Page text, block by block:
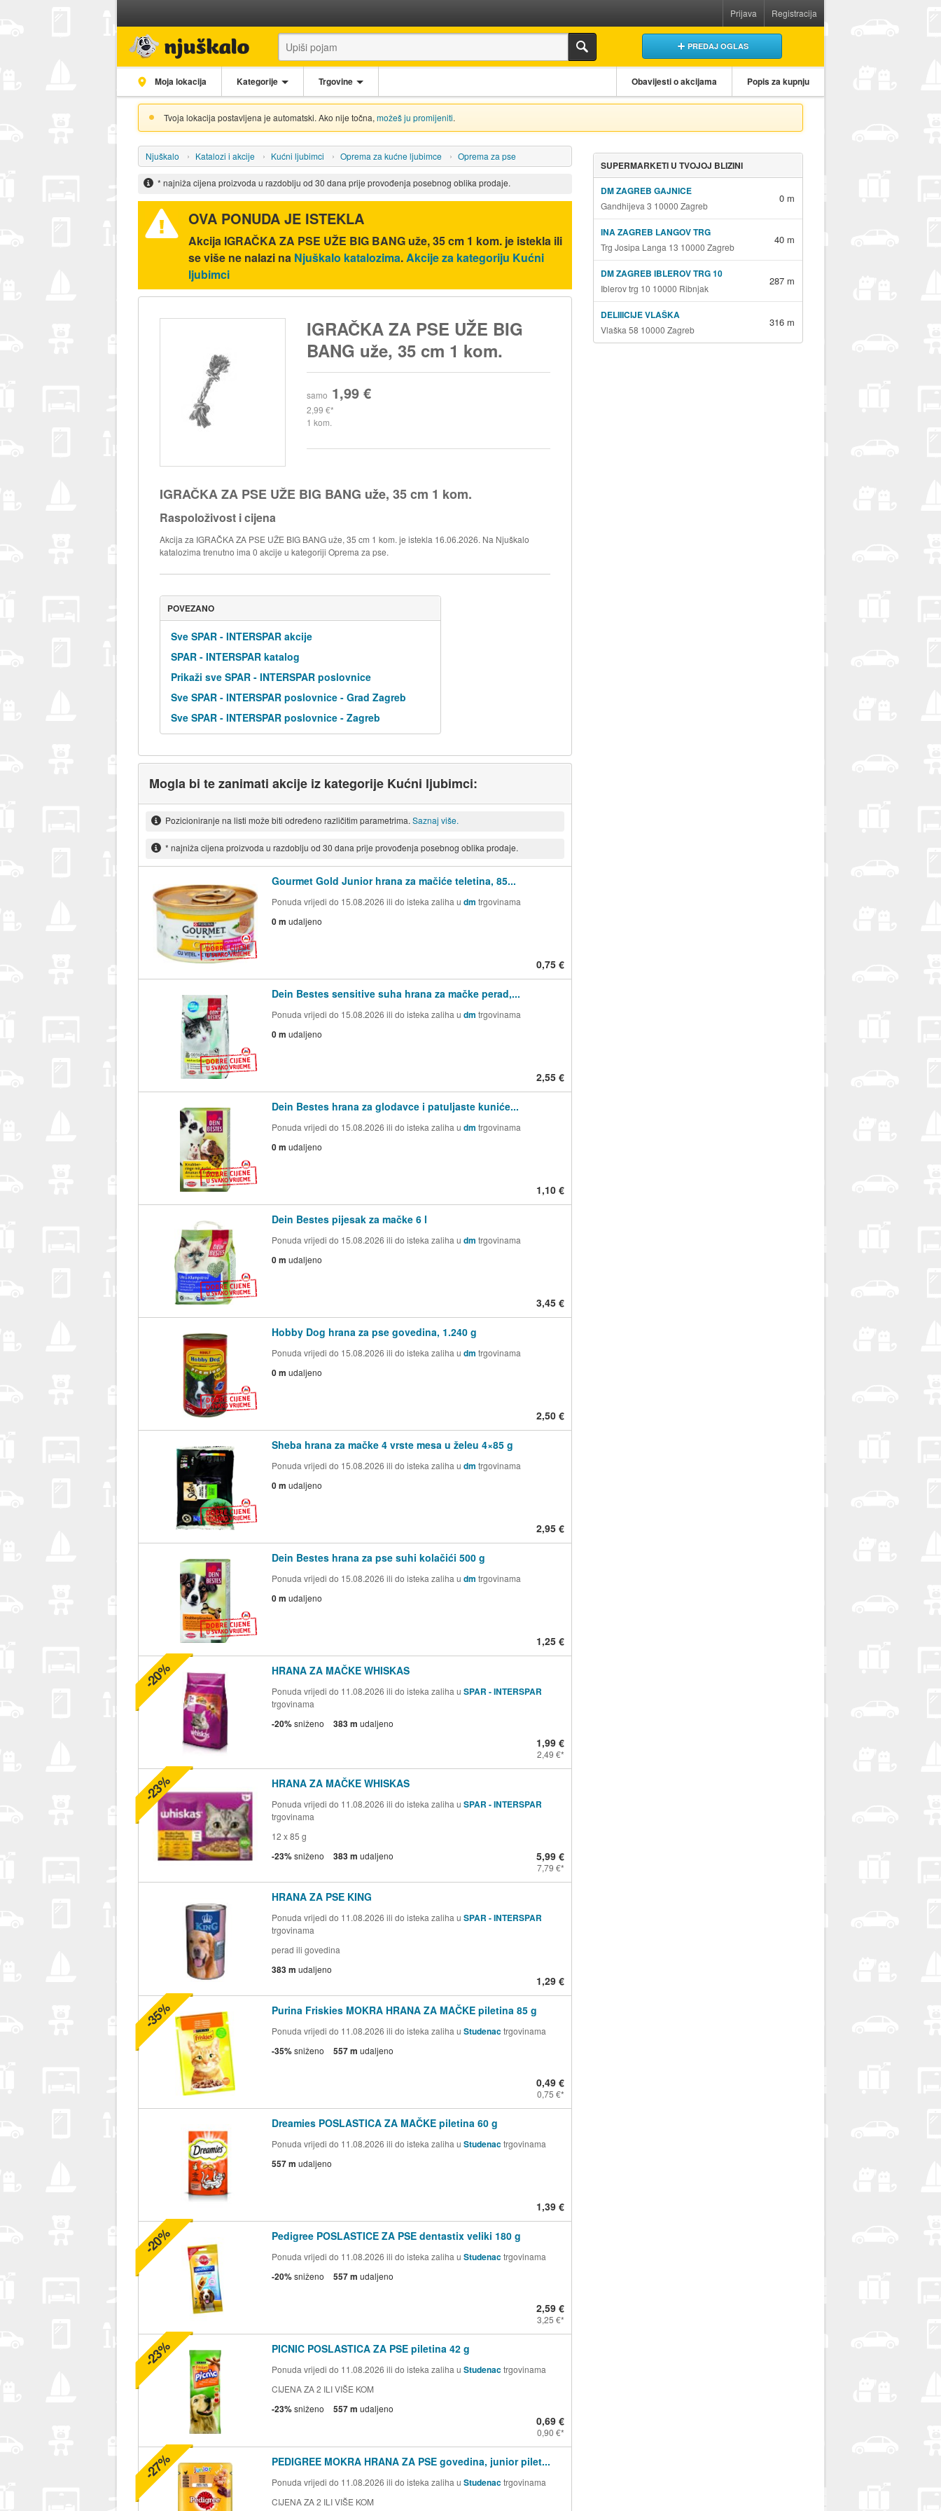
Prijava Registracija
PREDAJ OGLAS
Moja lokacija Kategorije Trgovine Obavijesti o akcijama Popis za kupnju
Tvoja lokacija postavljena je automatski. Ako nije točna, možeš ju promijeniti.
Njuškalo Katalozi i akcije Kućni ljubimci Oprema za kućne ljubimce Oprema za pse
* najniža cijena proizvoda u razdoblju od 30 dana prije provođenja posebnog oblika prodaje.
OVA PONUDA JE ISTEKLA
Akcija IGRAČKA ZA PSE UŽE BIG BANG uže, 35 cm 1 kom. je istekla ili
se više ne nalazi na Njuškalo katalozima. Akcije za kategoriju Kućni
ljubimci
IGRAČKA ZA PSE UŽE BIG
BANG uže, 35 cm 1 kom.
samo 1,99 €
2,99 €
1 kom.
IGRAČKA ZA PSE UŽE BIG BANG uže, 35 cm 1 kom.
Raspoloživost i cijena
Akcija za IGRAČKA ZA PSE UŽE BIG BANG uže, 35 cm 1 kom. je istekla 16.06.2026. Na Njuškalo
katalozima trenutno ima 0 akcije u kategoriji Oprema za pse.
POVEZANO
Sve SPAR - INTERSPAR akcije
SPAR - INTERSPAR katalog
Prikaži sve SPAR - INTERSPAR poslovnice
Sve SPAR - INTERSPAR poslovnice - Grad Zagreb
Sve SPAR - INTERSPAR poslovnice - Zagreb
Mogla bi te zanimati akcije iz kategorije Kućni ljubimci:
Pozicioniranje na listi može biti određeno različitim parametrima. Saznaj više.
* najniža cijena proizvoda u razdoblju od 30 dana prije provođenja posebnog oblika prodaje.
Gourmet Gold Junior hrana za mačiće teletina, 85...
Ponuda vrijedi do 15.08.2026 ili do isteka zaliha u dm trgovinama
0 m udaljeno
0,75 €
Dein Bestes sensitive suha hrana za mačke perad,...
Ponuda vrijedi do 15.08.2026 ili do isteka zaliha u dm trgovinama
0 m udaljeno
2,55 €
Dein Bestes hrana za glodavce i patuljaste kuniće...
Ponuda vrijedi do 15.08.2026 ili do isteka zaliha u dm trgovinama
0 m udaljeno
1,10 €
Dein Bestes pijesak za mačke 6 l
Ponuda vrijedi do 15.08.2026 ili do isteka zaliha u dm trgovinama
0 m udaljeno
3,45 €
Hobby Dog hrana za pse govedina, 1.240 g
Ponuda vrijedi do 15.08.2026 ili do isteka zaliha u dm trgovinama
0 m udaljeno
2,50 €
Sheba hrana za mačke 4 vrste mesa u želeu 4×85 g
Ponuda vrijedi do 15.08.2026 ili do isteka zaliha u dm trgovinama
0 m udaljeno
2,95 €
Dein Bestes hrana za pse suhi kolačići 500 g
Ponuda vrijedi do 15.08.2026 ili do isteka zaliha u dm trgovinama
0 m udaljeno
1,25 €
HRANA ZA MAČKE WHISKAS
Ponuda vrijedi do 11.08.2026 ili do isteka zaliha u SPAR - INTERSPAR
trgovinama
-20%sniženo 383 m udaljeno
1,99 €
2,49 €
-20%
HRANA ZA MAČKE WHISKAS
Ponuda vrijedi do 11.08.2026 ili do isteka zaliha u SPAR - INTERSPAR
trgovinama
12 x 85 g
-23%sniženo 383 m udaljeno 5,99 €
7,79 €
-23%
HRANA ZA PSE KING
Ponuda vrijedi do 11.08.2026 ili do isteka zaliha u SPAR - INTERSPAR
trgovinama
perad ili govedina
383 m udaljeno
1,29 €
Purina Friskies MOKRA HRANA ZA MAČKE piletina 85 g
Ponuda vrijedi do 11.08.2026 ili do isteka zaliha u Studenactrgovinama
-35%sniženo 557 m udaljeno
0,49 €
0,75 €
-35%
Dreamies POSLASTICA ZA MAČKE piletina 60 g
Ponuda vrijedi do 11.08.2026 ili do isteka zaliha u Studenactrgovinama
557 m udaljeno
1,39 €
Pedigree POSLASTICE ZA PSE dentastix veliki 180 g
Ponuda vrijedi do 11.08.2026 ili do isteka zaliha u Studenactrgovinama
-20%sniženo 557 m udaljeno
2,59 €
3,25 €
-20%
PICNIC POSLASTICA ZA PSE piletina 42 g
Ponuda vrijedi do 11.08.2026 ili do isteka zaliha u Studenactrgovinama
CIJENA ZA 2 ILI VIŠE KOM
-23%sniženo 557 m udaljeno
0,69 €
0,90 €
-23%
PEDIGREE MOKRA HRANA ZA PSE govedina, junior pilet...
Ponuda vrijedi do 11.08.2026 ili do isteka zaliha u Studenactrgovinama
CIJENA ZA 2 ILI VIŠE KOM
-27%
SUPERMARKETI U TVOJOJ BLIZINI
DM ZAGREB GAJNICE
Gandhijeva 3 10000 Zagreb
0 m
INA ZAGREB LANGOV TRG
Trg Josipa Langa 13 10000 Zagreb
40 m
DM ZAGREB IBLEROV TRG 10
Iblerov trg 10 10000 Ribnjak
287 m
DELIIICIJE VLAŠKA
Vlaška 58 10000 Zagreb
316 m